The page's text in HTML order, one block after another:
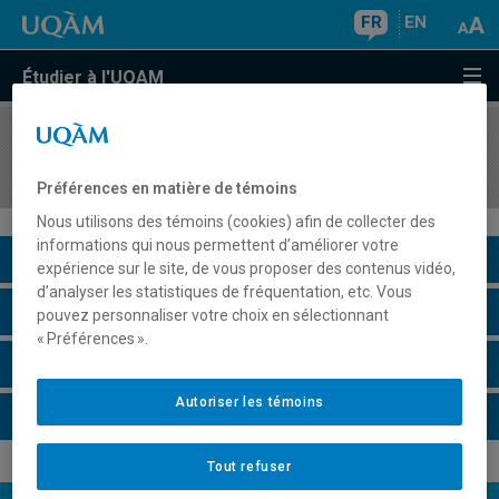
FR EN
Étudier à l'UQAM
COURS//
Description du cours
Horaire - Été 2026
Préférences en matière de témoins
Nous utilisons des témoins (cookies) afin de collecter des
informations qui nous permettent d’améliorer votre
expérience sur le site, de vous proposer des contenus vidéo,
d’analyser les statistiques de fréquentation, etc. Vous
pouvez personnaliser votre choix en sélectionnant
« Préférences ».
Tout refuser
Autoriser les témoins